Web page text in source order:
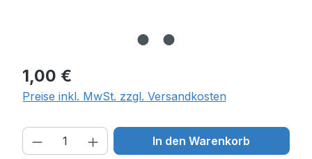
Regulärer Preis:
1,00 €
Preise inkl. MwSt. zzgl. Versandkosten
Produkt Anzahl: Gib den
In den Warenkorb